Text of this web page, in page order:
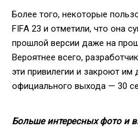
Более того, некоторые
FIFA 23 и отметили, что она
прошлой версии даже на
Вероятнее всего,
эти привилегии и закроют им
официального выхода — 30
Больше интересных фото и